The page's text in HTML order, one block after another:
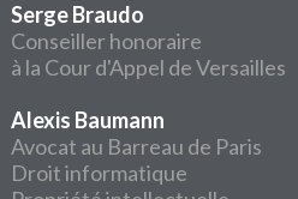
Serge Braudo
Conseiller honoraire
à la Cour d'Appel de Versailles
Alexis Baumann
Avocat au Barreau de Paris
Droit informatique